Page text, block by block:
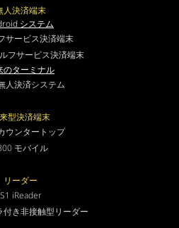
人決済端末
システム
サービス決済端末
フサービス決済端末
のターミナル
人決済システム
型決済端末
ウンタートップ
モバイル
リーダー
S1 iReader
付き非接触型リーダー